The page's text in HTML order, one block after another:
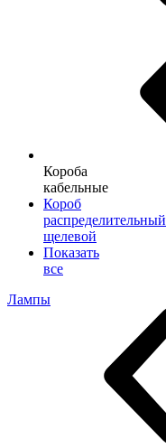
Короба
кабельные
Короб
распределительный
щелевой
Показать
все
Лампы